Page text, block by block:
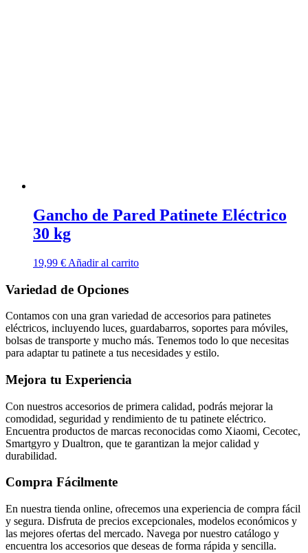
Gancho de Pared Patinete Eléctrico
30 kg
19,99 € Añadir al carrito
Variedad de Opciones
Contamos con una gran variedad de accesorios para patinetes
eléctricos, incluyendo luces, guardabarros, soportes para móviles,
bolsas de transporte y mucho más. Tenemos todo lo que necesitas
para adaptar tu patinete a tus necesidades y estilo.
Mejora tu Experiencia
Con nuestros accesorios de primera calidad, podrás mejorar la
comodidad, seguridad y rendimiento de tu patinete eléctrico.
Encuentra productos de marcas reconocidas como Xiaomi, Cecotec,
Smartgyro y Dualtron, que te garantizan la mejor calidad y
durabilidad.
Compra Fácilmente
En nuestra tienda online, ofrecemos una experiencia de compra fácil
y segura. Disfruta de precios excepcionales, modelos económicos y
las mejores ofertas del mercado. Navega por nuestro catálogo y
encuentra los accesorios que deseas de forma rápida y sencilla.